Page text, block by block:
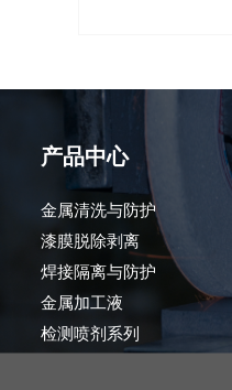
产品中心
金属清洗与防护
漆膜脱除剥离
焊接隔离与防护
金属加工液
检测喷剂系列